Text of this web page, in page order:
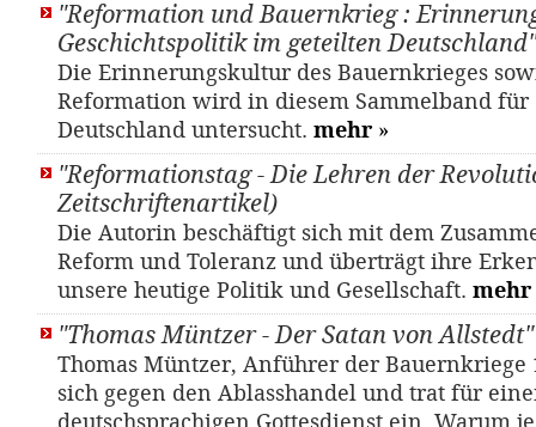
"Reformation und Bauernkrieg :
Geschichtspolitik im geteilten
Die Erinnerungskultur des Bauernkrieges
Reformation wird in diesem Sammelband für
Deutschland untersucht. mehr »
"Reformationstag - Die Lehren der
Zeitschriftenartikel)
Die Autorin beschäftigt sich mit dem
Reform und Toleranz und überträgt ihre
unsere heutige Politik und Gesellschaft. mehr
"Thomas Müntzer - Der Satan von
Thomas Müntzer, Anführer der Bauernkriege
sich gegen den Ablasshandel und trat für